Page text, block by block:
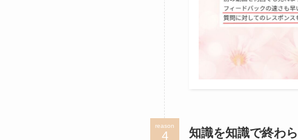
reason 知識を知識で終わ